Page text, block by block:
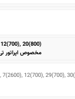
مخصوص اپراتور
7(2600), 12(700), 29(700),